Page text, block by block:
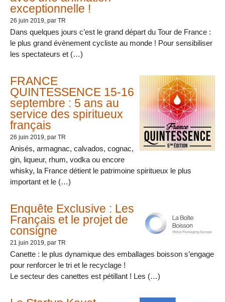
exceptionnelle !
26 juin 2019, par TR
Dans quelques jours c’est le grand départ du Tour de France :
le plus grand évènement cycliste au monde ! Pour sensibiliser
les spectateurs et (…)
FRANCE
QUINTESSENCE 15-16
septembre : 5 ans au
service des spiritueux
français
26 juin 2019, par TR
Anisés, armagnac, calvados, cognac,
gin, liqueur, rhum, vodka ou encore
whisky, la France détient le patrimoine spiritueux le plus
important et le (…)
Enquête Exclusive : Les
Français et le projet de
consigne
21 juin 2019, par TR
Canette : le plus dynamique des emballages boisson s’engage
pour renforcer le tri et le recyclage !
Le secteur des canettes est pétillant ! Les (…)